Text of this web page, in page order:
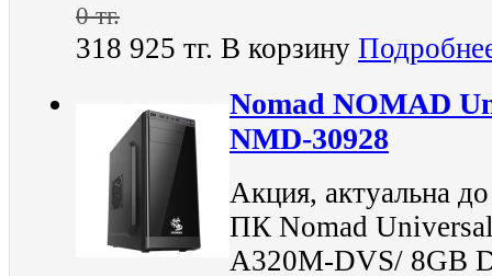
0 тг.
318 925 тг. В корзину
Nomad NOMAD
NMD-30928
Акция, актуальна
ПК Nomad
A320M-DVS/ 8GB